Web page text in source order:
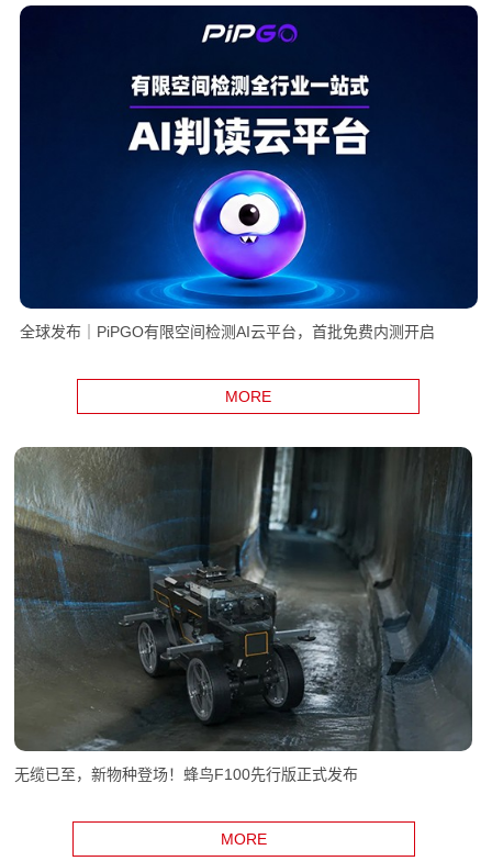
全球发布｜PiPGO有限空间检测AI云平台，首批免费内测开启
MORE
无缆已至，新物种登场！蜂鸟F100先行版正式发布
MORE